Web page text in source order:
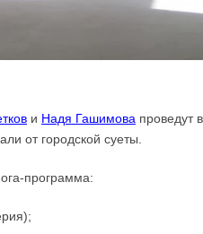
и Надя Гашимова проведут
от городской суеты.
программа: